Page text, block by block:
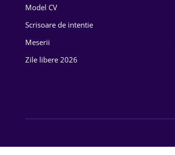
Farma
Model CV
Scrisoare de intentie
Meserii
Zile libere 2026